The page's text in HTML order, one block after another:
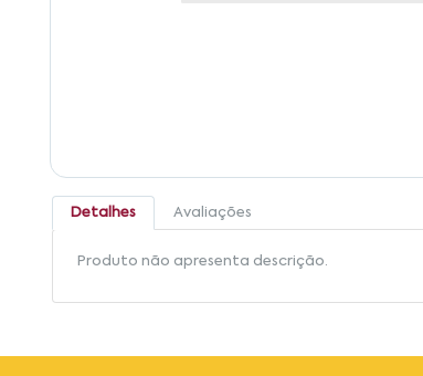
Detalhes Avaliações
Produto não apresenta descrição.